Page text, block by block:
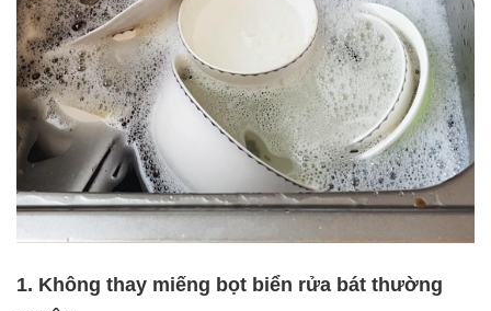
1. Không thay miếng bọt biển rửa bát thường